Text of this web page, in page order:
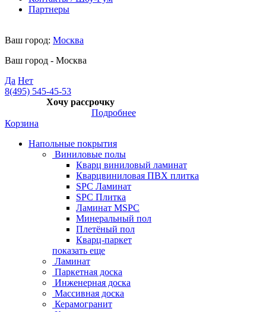
Партнеры
Ваш город: Москва
Ваш город - Москва
Да Нет
8(495) 545-45-53
Хочу рассрочку
Подробнее
Корзина
Напольные покрытия
Виниловые полы
Кварц виниловый ламинат
Кварцвиниловая ПВХ плитка
SPC Ламинат
SPC Плитка
Ламинат MSPC
Минеральный пол
Плетёный пол
Кварц-паркет
показать еще
Ламинат
Паркетная доска
Инженерная доска
Массивная доска
Керамогранит